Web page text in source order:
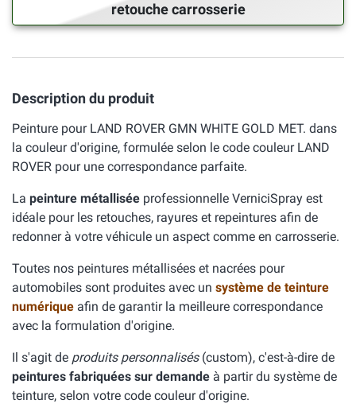
retouche carrosserie
Description du produit
Peinture pour LAND ROVER GMN WHITE GOLD MET. dans
la couleur d'origine, formulée selon le code couleur LAND
ROVER pour une correspondance parfaite.
La peinture métallisée professionnelle VerniciSpray est
idéale pour les retouches, rayures et repeintures afin de
redonner à votre véhicule un aspect comme en carrosserie.
Toutes nos peintures métallisées et nacrées pour
automobiles sont produites avec un système de teinture
numérique afin de garantir la meilleure correspondance
avec la formulation d'origine.
Il s'agit de produits personnalisés(custom), c'est-à-dire de
peintures fabriquées sur demande à partir du système de
teinture, selon votre code couleur d'origine.